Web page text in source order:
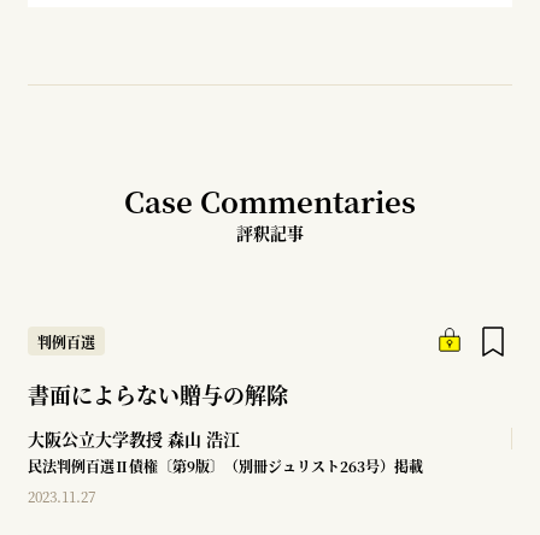
Case Commentaries
評釈記事
判例百選
書面によらない贈与の解除
大阪公立大学教授 森山 浩江
民法判例百選Ⅱ債権〔第9版〕（別冊ジュリスト263号）掲載
2023.11.27